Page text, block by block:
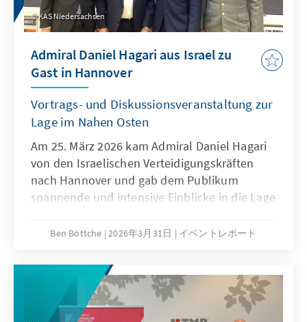
KAS Niedersachsen
Admiral Daniel Hagari aus Israel zu
Gast in Hannover
Vortrags- und Diskussionsveranstaltung zur
Lage im Nahen Osten
Am 25. März 2026 kam Admiral Daniel Hagari
von den Israelischen Verteidigungskräften
nach Hannover und gab dem Publikum
spannende und intensive Einblicke in die Lage
Ben Böttche 2026年3月31日 イベントレポート